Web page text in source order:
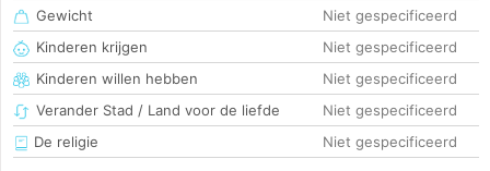
Gewicht
Niet gespecificeerd
Kinderen krijgen
Niet gespecificeerd
Kinderen willen hebben
Niet gespecificeerd
Verander Stad / Land voor de liefde
Niet gespecificeerd
De religie
Niet gespecificeerd